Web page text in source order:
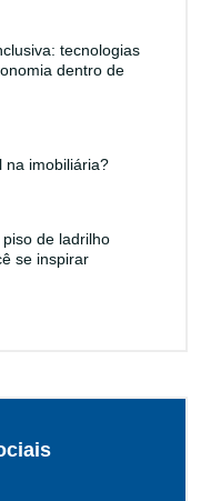
tecnologias
dentro de
na imobiliária?
de ladrilho
se inspirar